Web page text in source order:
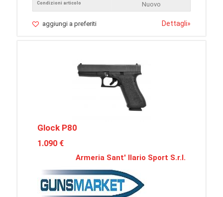
Condizioni articolo
Nuovo
aggiungi a preferiti Dettagli»
Glock P80
1.090 €
Armeria Sant' Ilario Sport S.r.l.